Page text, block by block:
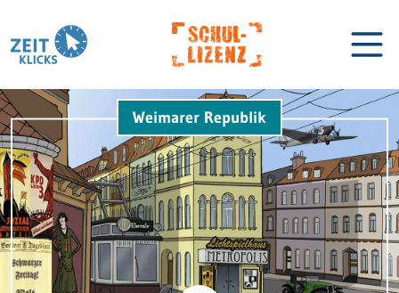
Biographien Lexikon
Weimarer Republik